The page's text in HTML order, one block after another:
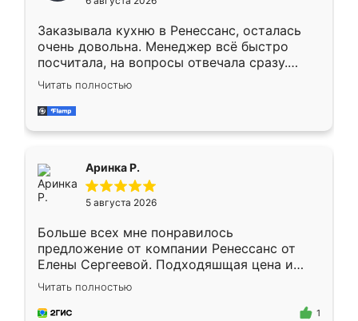
мебели буду заказывать только здесь.
Заказывала кухню в Ренессанс, осталась
очень довольна. Менеджер всё быстро
посчитала, на вопросы отвечала сразу.
Замерщик приехал в субботу, подошёл к
делу со всей ответственностью. Собрали
за день, ребята работали аккуратно, даже
Читать полностью
Аринка Р.
5 августа 2026
Больше всех мне понравилось
предложение от компании Ренессанс от
Елены Сергеевой. Подходяшщая цена и
короткие сроки изготовления. Приехавший
для замера сотрудник Владислав
предложил по моему эскизу самый
Читать полностью
1